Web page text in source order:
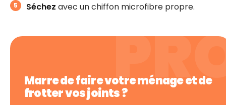
Séchez avec un chiffon microfibre propre.
Marre de faire votre ménage et de
frotter vos joints ?